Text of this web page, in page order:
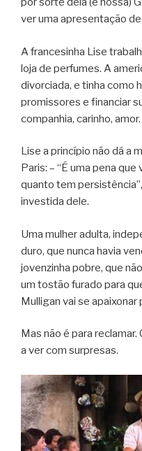
ver uma apresentação
A francesinha Lise
loja de perfumes. A
divorciada, e tinha como
promissores e financiar
companhia, carinho, amor.
Lise a princípio não dá a
Paris: – “É uma pena
quanto tem
investida dele.
Uma mulher adulta,
duro, que nunca havia
jovenzinha pobre, que
um tostão furado para
Mulligan vai se
Mas não é para
a ver com surpresas.